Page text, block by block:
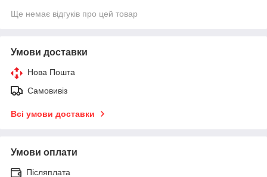
Ще немає відгуків про цей товар
Умови доставки
Нова Пошта
Самовивіз
Всі умови доставки
Умови оплати
Післяплата